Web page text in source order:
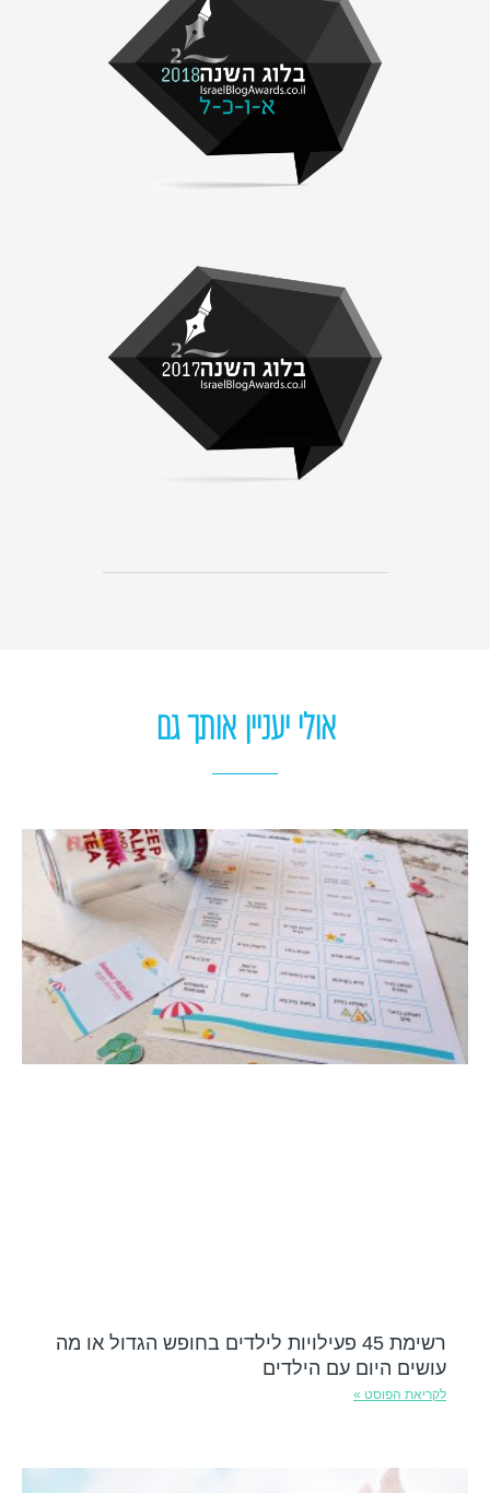
אולי יעניין אותך גם
רשימת 45 פעילויות לילדים בחופש הגדול או מה
עושים היום עם הילדים
לקריאת הפוסט »